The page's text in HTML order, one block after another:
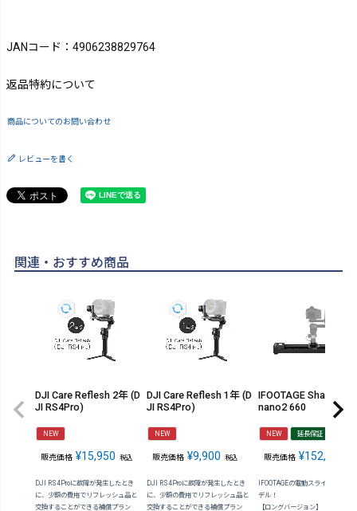
JANコード：4906238829764
返品特約について
商品についてのお問い合わせ
レビューを書く
関連・おすすめ商品
DJI Care Reflesh 2年 (D
JI RS4Pro)
NEW
販売価格 ¥15,950 税込
DJI RS4Proに故障が発生したとき
に、少額の費用でリフレッシュ品と
交換することができる補償プラン
DJI Care Reflesh 1年 (D
JI RS4Pro)
NEW
販売価格 ¥9,900 税込
DJI RS4Proに故障が発生したとき
に、少額の費用でリフレッシュ品と
交換することができる補償プラン
IFOOTAGE Shark
nano2 660
NEW 延長保証
販売価格 ¥152,900
IFOOTAGEの電動スライダー最新
デル！
【ロングバージョン】